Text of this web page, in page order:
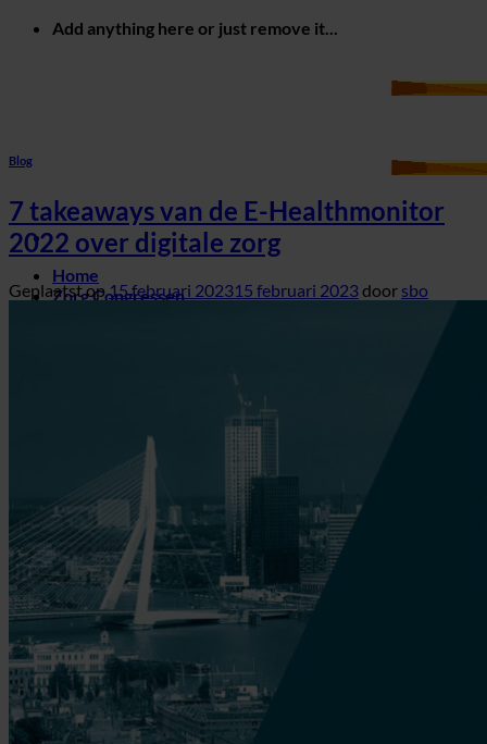
Add anything here or just remove it...
Home
Zorg Congressen
Blog
7 takeaways van de E-Healthmonitor
2022 over digitale zorg
Geplaatst op15 februari 202315 februari 2023 door sbo